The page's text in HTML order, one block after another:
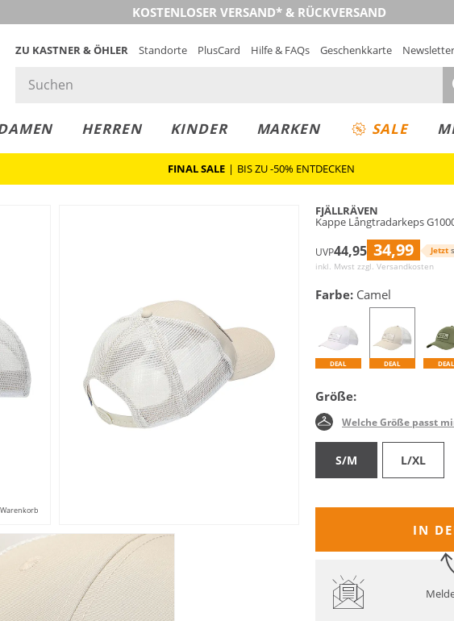
KOSTENLOSER VERSAND* & RÜCKVERSAND
ZU KASTNER & ÖHLER Standorte PlusCard Hilfe & FAQs Geschenkkarte Newsletter
HERREN KINDER MARKEN SALE
RESERVE
FINAL SALE | BIS ZU -50% ENTDECKEN
FJÄLLRÄVEN
Kappe Långtradarkeps
UVP44,95 34,99 Jetzt
inkl. Mwst zzgl. Versandkosten
Farbe: Camel
DEAL DEAL DEAL
Größe:
Welche Größe passt
S/M L/XL
IN